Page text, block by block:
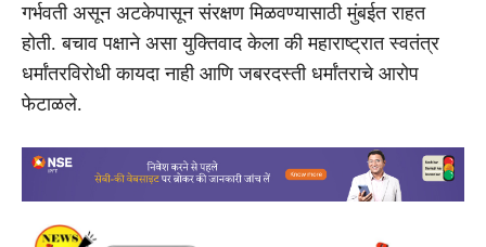
गर्भवती असून अटकेपासून संरक्षण मिळवण्यासाठी मुंबईत राहत
होती. बचाव पक्षाने असा युक्तिवाद केला की महाराष्ट्रात स्वतंत्र
धर्मांतरविरोधी कायदा नाही आणि जबरदस्ती धर्मांतराचे आरोप
फेटाळले.